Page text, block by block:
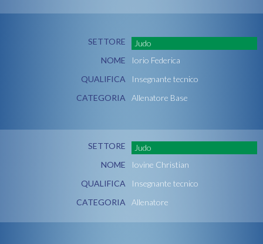
SETTORE
Judo
NOME
Iorio Federica
QUALIFICA
Insegnante tecnico
CATEGORIA
Allenatore Base
SETTORE
Judo
NOME
Iovine Christian
QUALIFICA
Insegnante tecnico
CATEGORIA
Allenatore